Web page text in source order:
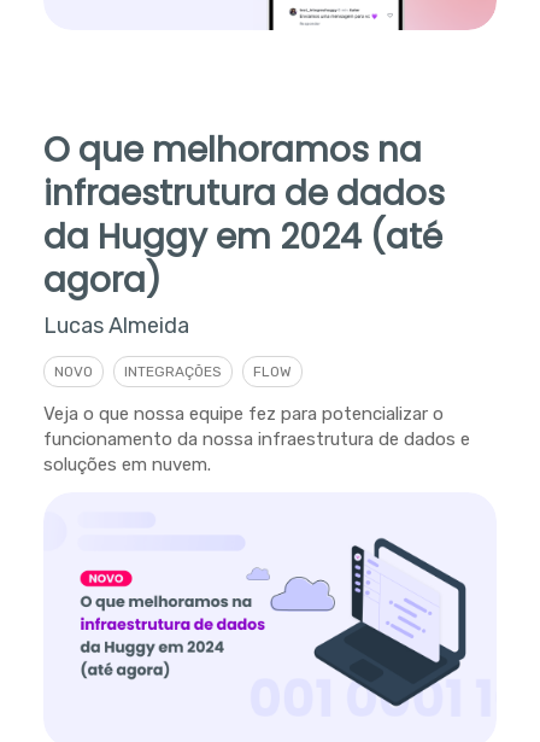
O que melhoramos na
infraestrutura de dados
da Huggy em 2024 (até
agora)
Lucas Almeida
NOVO INTEGRAÇÕES FLOW
Veja o que nossa equipe fez para potencializar o
funcionamento da nossa infraestrutura de dados e
soluções em nuvem.